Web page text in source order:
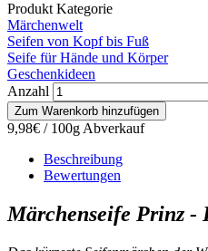
Produkt Kategorie
Märchenwelt
Seifen von Kopf bis Fuß
Seife für Hände und Körper
Geschenkideen
Anzahl
9,98€ / 100g Abverkauf
Beschreibung
Bewertungen
Märchenseife Prinz -